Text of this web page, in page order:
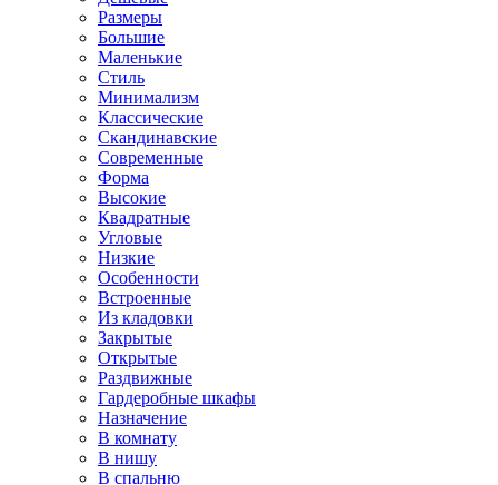
Размеры
Большие
Маленькие
Стиль
Минимализм
Классические
Скандинавские
Современные
Форма
Высокие
Квадратные
Угловые
Низкие
Особенности
Встроенные
Из кладовки
Закрытые
Открытые
Раздвижные
Гардеробные шкафы
Назначение
В комнату
В нишу
В спальню